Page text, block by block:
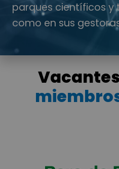
parques científicos y
como en sus